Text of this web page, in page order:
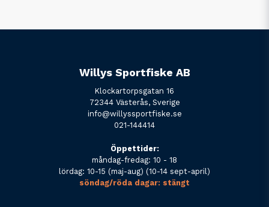
Willys Sportfiske AB
Klockartorpsgatan 16
72344 Västerås, Sverige
info@willyssportfiske.se
021-144414
Öppettider:
måndag-fredag: 10 - 18
lördag: 10-15 (maj-aug) (10-14 sept-april)
söndag/röda dagar: stängt